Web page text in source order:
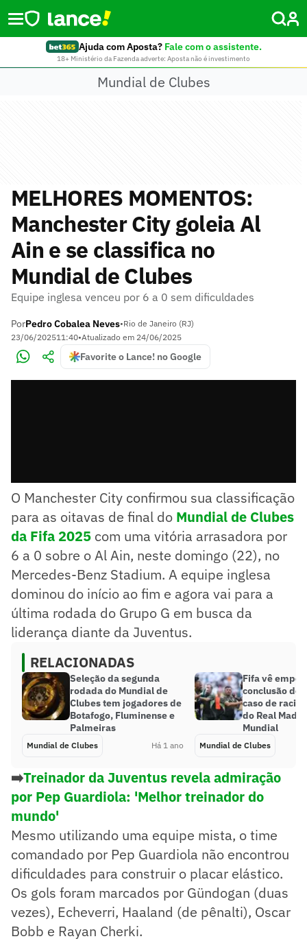
Ajuda com Aposta? Fale com o assistente.
18+ Ministério da Fazenda adverte: Aposta não é investimento
Mundial de Clubes
MELHORES MOMENTOS:
Manchester City goleia Al
Ain e se classifica no
Mundial de Clubes
Equipe inglesa venceu por 6 a 0 sem dificuldades
PorPedro Cobalea Neves•Rio de Janeiro (RJ)
23/06/202511:40•Atualizado em 24/06/2025
Favorite o Lance! no Google
O Manchester City confirmou sua classificação
para as oitavas de final do Mundial de Clubes
da Fifa 2025 com uma vitória arrasadora por
6 a 0 sobre o Al Ain, neste domingo (22), no
Mercedes-Benz Stadium. A equipe inglesa
dominou do início ao fim e agora vai para a
última rodada do Grupo G em busca da
liderança diante da Juventus.
RELACIONADAS
Seleção da segunda
rodada do Mundial de
Clubes tem jogadores de
Botafogo, Fluminense e
Palmeiras
Mundial de Clubes Há 1 ano
Fifa vê
conclusão de
caso de
do Real
Mundial
Mundial de Clubes
➡️Treinador da Juventus revela admiração
por Pep Guardiola: 'Melhor treinador do
mundo'
Mesmo utilizando uma equipe mista, o time
comandado por Pep Guardiola não encontrou
dificuldades para construir o placar elástico.
Os gols foram marcados por Gündogan (duas
vezes), Echeverri, Haaland (de pênalti), Oscar
Bobb e Rayan Cherki.